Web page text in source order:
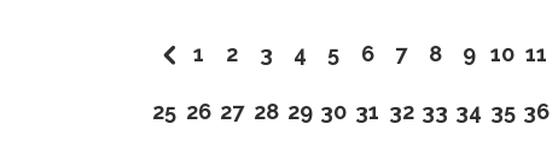
1 2 3 4 5 6 7 8 9 10 11
25 26 27 28 29 30 31 32 33 34 35 36